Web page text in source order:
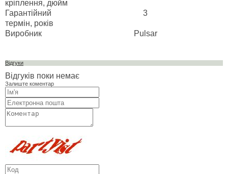
кріплення, дюйм
Гарантійний
термін, років
3
Виробник Pulsar
Відгуки
Відгуків поки немає
Залиште коментар